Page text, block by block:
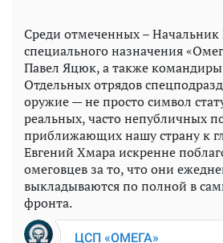
Среди отмеченных – Начальник
специального назначения
Павел Яцюк, а также
Отдельных отрядов
оружие — не просто символ
реальных, часто непубличных
приближающих нашу страну к
Евгений Хмара искренне
омеговцев за то, что они
выкладываются по полной в
фронта.